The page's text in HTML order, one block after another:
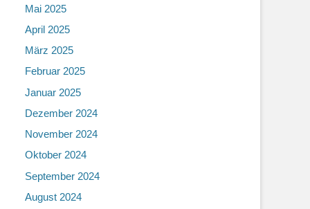
Mai 2025
April 2025
März 2025
Februar 2025
Januar 2025
Dezember 2024
November 2024
Oktober 2024
September 2024
August 2024